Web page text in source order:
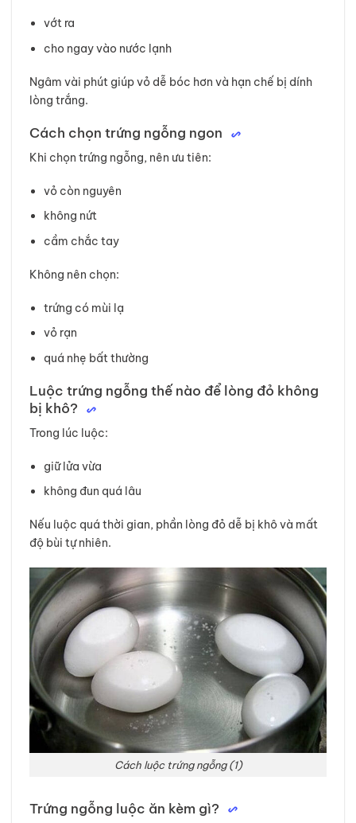
vớt ra
cho ngay vào nước lạnh
Ngâm vài phút giúp vỏ dễ bóc hơn và hạn chế bị dính
lòng trắng.
Cách chọn trứng ngỗng ngon
Khi chọn trứng ngỗng, nên ưu tiên:
vỏ còn nguyên
không nứt
cầm chắc tay
Không nên chọn:
trứng có mùi lạ
vỏ rạn
quá nhẹ bất thường
Luộc trứng ngỗng thế nào để lòng đỏ không
bị khô?
Trong lúc luộc:
giữ lửa vừa
không đun quá lâu
Nếu luộc quá thời gian, phần lòng đỏ dễ bị khô và mất
độ bùi tự nhiên.
Cách luộc trứng ngỗng (1)
Trứng ngỗng luộc ăn kèm gì?